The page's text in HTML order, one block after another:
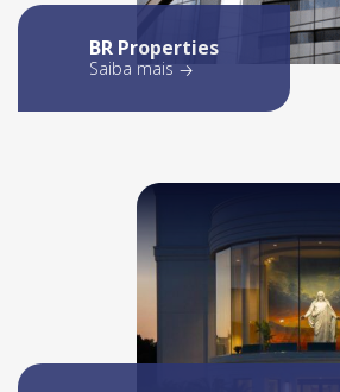
BR Properties
Saiba mais